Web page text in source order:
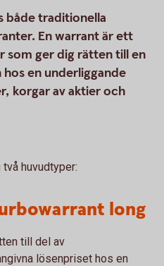
både traditionella
En warrant är ett
som ger dig rätten till en
en underliggande
korgar av aktier och
huvudtyper:
long
till del av
lösenpriset hos en